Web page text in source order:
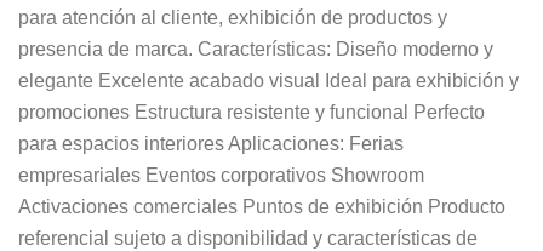
para atención al cliente, exhibición de productos y
presencia de marca. Características: Diseño moderno y
elegante Excelente acabado visual Ideal para exhibición y
promociones Estructura resistente y funcional Perfecto
para espacios interiores Aplicaciones: Ferias
empresariales Eventos corporativos Showroom
Activaciones comerciales Puntos de exhibición Producto
referencial sujeto a disponibilidad y características de